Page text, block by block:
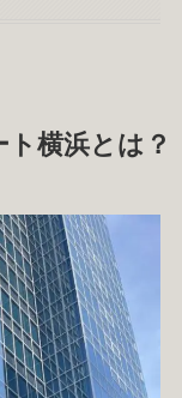
横浜とは？